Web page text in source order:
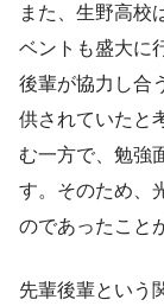
また、生野高校
ベントも盛大に
後輩が協力し合
供されていたと
む一方で、勉強
す。そのため、
のであったこと
先輩後輩という